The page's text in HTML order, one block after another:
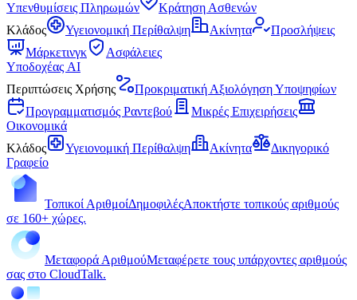
Υπενθυμίσεις Πληρωμών
Κράτηση Ασθενών
Κλάδος
Υγειονομική Περίθαλψη Ακίνητα
Προσλήψεις
Μάρκετινγκ
Ασφάλειες
Υποδοχέας AI
Περιπτώσεις Χρήσης
Προκριματική Αξιολόγηση Υποψηφίων
Προγραμματισμός Ραντεβού
Μικρές Επιχειρήσεις
Οικονομικά
Κλάδος
Υγειονομική Περίθαλψη Ακίνητα
Δικηγορικό
Γραφείο
Τοπικοί ΑριθμοίΔημοφιλέςΑποκτήστε τοπικούς αριθμούς
σε 160+ χώρες.
Μεταφορά ΑριθμούΜεταφέρετε τους υπάρχοντες αριθμούς
σας στο CloudTalk.